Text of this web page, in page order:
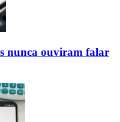
nunca ouviram falar